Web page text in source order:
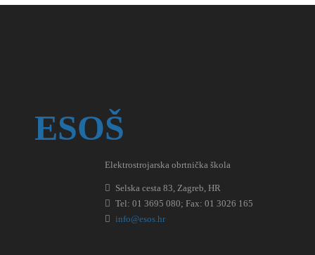
ESOŠ
Elektrostrojarska obrtnička škola
Selska cesta 83, Zagreb, HR
Tel: 01 3695 080; Fax: 01 3026 165
info@esos.hr